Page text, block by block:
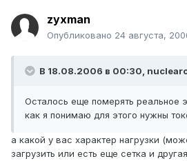
zyxman
Опубликовано 24 августа,
В 18.08.2006 в 00:30,
Осталось еще померять реальное
как я понимаю для этого нужны
а какой у вас характер нагрузки
загрузить или есть еще сетка и